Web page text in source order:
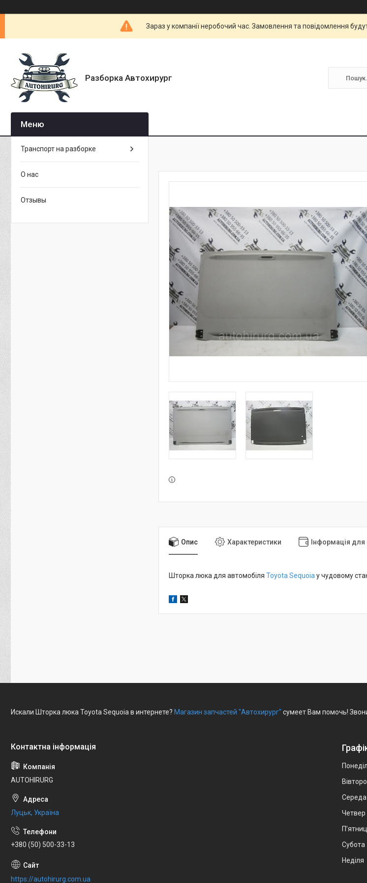
Зараз у компанії неробочий час. Замовлення та повідомлення
Разборка Автохирург
Опис Характеристики Інформація
Шторка люка для автомобіля Toyota Sequoia у чудовому
Транспорт на разборке
О нас
Отзывы
Искали Шторка люка Toyota Sequoia в интернете? Магазин запчастей "Автохирург" сумеет Вам помочь!
AUTOHIRURG
Луцьк, Україна
+380 (50) 500-33-13
https://autohirurg.com.ua
Середа
Четвер
Субота
Неділя